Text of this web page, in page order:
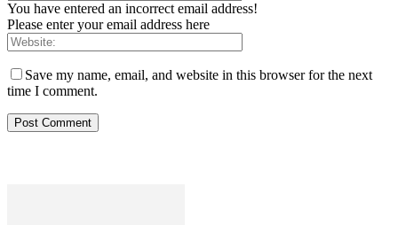
You have entered an incorrect email address!
Please enter your email address here
Save my name, email, and website in this browser for the next
time I comment.